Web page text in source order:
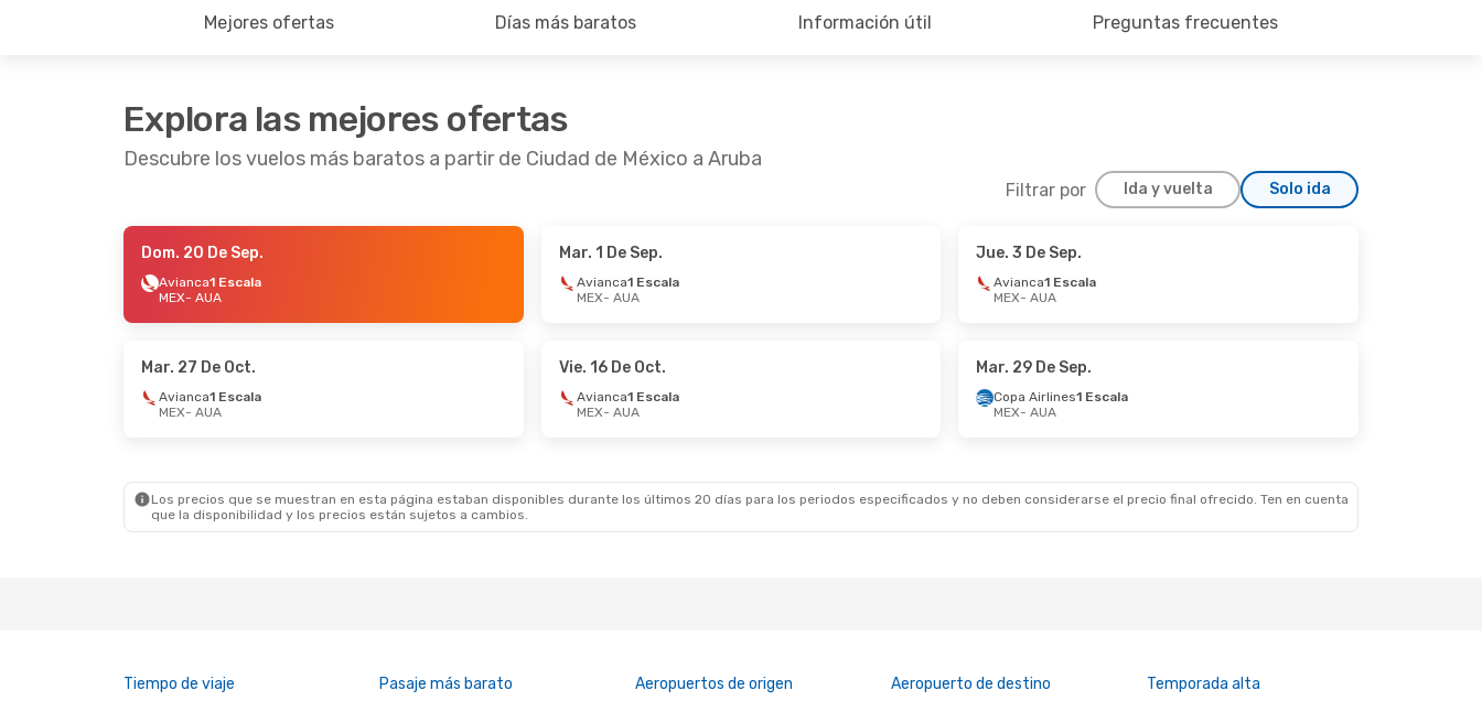
Mejores ofertas Días más baratos Información útil Preguntas frecuentes
Explora las mejores ofertas
Descubre los vuelos más baratos a partir de Ciudad de México a Aruba
Filtrar por Ida y vuelta Solo ida
- Jue. 22 De Oct.
1 Escala
- Mié. 23 De Sep. - Lun. 5 De Oct.
AUA
- MEX
- Dom. 1 De Nov.
- MEX
Dom. 20 De Sep.
Avianca1 Escala
MEX- AUA
Mar. 1 De Sep.
Avianca1 Escala
MEX- AUA
Jue. 3 De Sep.
Avianca1 Escala
MEX- AUA
Mar. 27 De Oct.
Avianca1 Escala
MEX- AUA
Vie. 16 De Oct.
Avianca1 Escala
MEX- AUA
Mar. 29 De Sep.
Copa Airlines1 Escala
MEX- AUA
Los precios que se muestran en esta página estaban disponibles durante los últimos 20 días para los periodos especificados y no deben considerarse el precio final ofrecido. Ten en cuenta
que la disponibilidad y los precios están sujetos a cambios.
Tiempo de viaje Pasaje más barato Aeropuertos de origen Aeropuerto de destino Temporada alta